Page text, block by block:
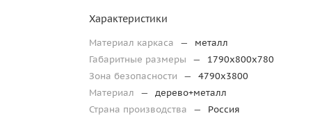
Характеристики
Материал каркаса —
металл
Габаритные размеры
—
1790х800х780
Зона безопасности
—
4790х3800
Материал
—
дерево+металл
Страна производства
— Россия